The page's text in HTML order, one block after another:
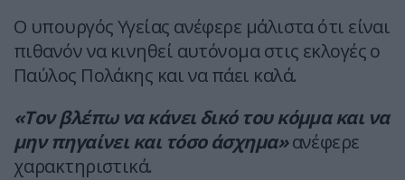
Ο υπουργός Υγείας ανέφερε μάλιστα ότι είναι
πιθανόν να κινηθεί αυτόνομα στις εκλογές ο
Παύλος Πολάκης και να πάει καλά.
«Τον βλέπω να κάνει δικό του κόμμα και να
μην πηγαίνει και τόσο άσχημα»ανέφερε
χαρακτηριστικά.